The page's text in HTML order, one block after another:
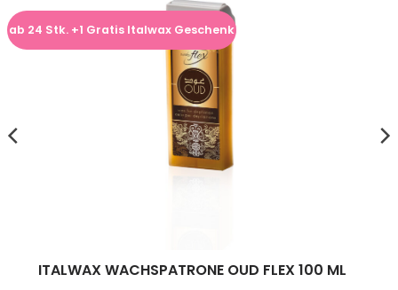
ab 24 Stk. +1 Gratis Italwax Geschenk
ITALWAX WACHSPATRONE OUD FLEX 100 ML